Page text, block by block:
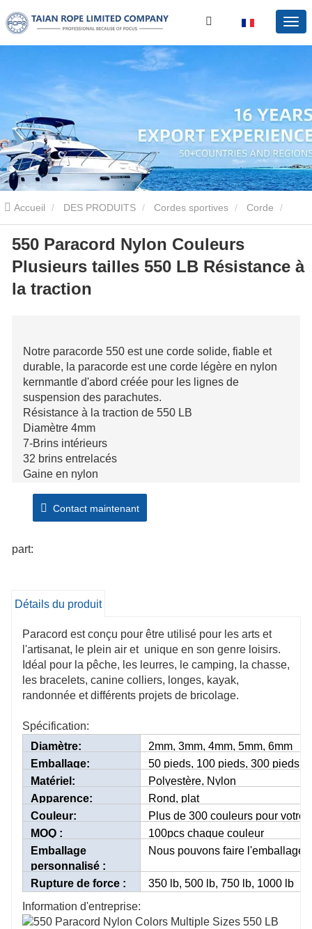
Accueil DES PRODUITS Cordes sportives Corde
550 Paracord Nylon Couleurs Plusieurs tailles 550 LB Résistance à
la traction
550 Paracord Nylon Couleurs
Plusieurs tailles 550 LB Résistance à
la traction
Notre paracorde 550 est une corde solide, fiable et
durable, la paracorde est une corde légère en nylon
kernmantle d'abord créée pour les lignes de
suspension des parachutes.
Résistance à la traction de 550 LB
Diamètre 4mm
7-Brins intérieurs
32 brins entrelacés
Gaine en nylon
Contact maintenant
part:
Détails du produit
Paracord est conçu pour être utilisé pour les arts et
l'artisanat, le plein air et unique en son genre loisirs.
Idéal pour la pêche, les leurres, le camping, la chasse,
les bracelets, canine colliers, longes, kayak,
randonnée et différents projets de bricolage.
Spécification:
Diamètre:
2mm, 3mm, 4mm, 5mm, 6mm
Emballage:
50 pieds, 100 pieds, 300 pieds,
Matériel:
Polyestère, Nylon
Apparence:
Rond, plat
Couleur:
Plus de 300 couleurs pour votre
MOQ :
100pcs chaque couleur
Emballage
personnalisé :
Nous pouvons faire l'emballage
Rupture de force :
350 lb, 500 lb, 750 lb, 1000 lb
Information d'entreprise: